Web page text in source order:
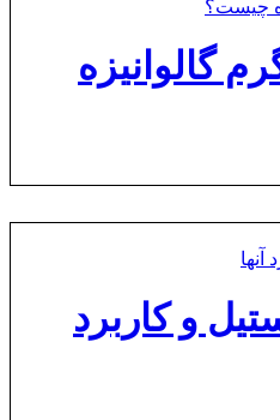
گالوانیزه
و کاربرد